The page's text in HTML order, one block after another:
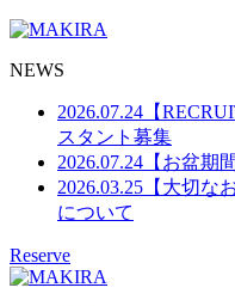
NEWS
2026.07.24 【
スタント募集
2026.07.24 【お盆期
2026.03.25 【大切な
について
Reserve